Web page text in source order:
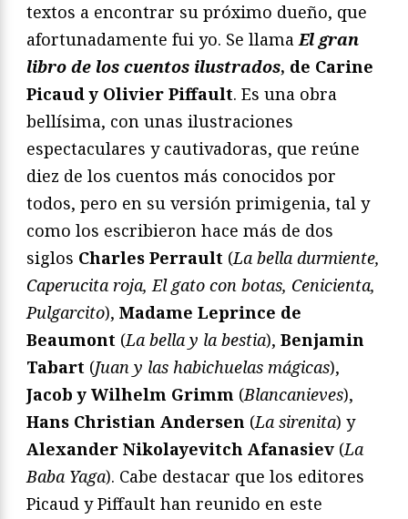
textos a encontrar su próximo dueño, que
afortunadamente fui yo. Se llamaEl gran
libro de los cuentos ilustrados, de Carine
Picaud y Olivier Piffault. Es una obra
bellísima, con unas ilustraciones
espectaculares y cautivadoras, que reúne
diez de los cuentos más conocidos por
todos, pero en su versión primigenia, tal y
como los escribieron hace más de dos
siglos Charles Perrault (La bella durmiente,
Caperucita roja, El gato con botas, Cenicienta,
Pulgarcito), Madame Leprince de
Beaumont (La bella y la bestia), Benjamin
Tabart (Juan y las habichuelas mágicas),
Jacob y Wilhelm Grimm (Blancanieves),
Hans Christian Andersen (La sirenita) y
Alexander Nikolayevitch Afanasiev (La
Baba Yaga). Cabe destacar que los editores
Picaud y Piffault han reunido en este